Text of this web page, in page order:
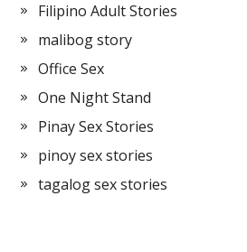
Filipino Adult Stories
malibog story
Office Sex
One Night Stand
Pinay Sex Stories
pinoy sex stories
tagalog sex stories